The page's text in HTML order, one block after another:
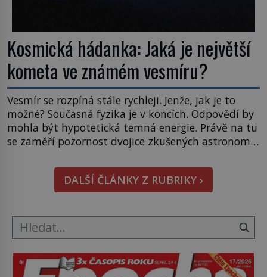
Kosmická hádanka: Jaká je největší
kometa ve známém vesmíru?
Vesmír se rozpíná stále rychleji. Jenže, jak je to
možné? Současná fyzika je v koncích. Odpovědí by
mohla být hypotetická temná energie. Právě na tu
se zaměří pozornost dvojice zkušených astronomů.
hmatatelnějšího. Naprosto rekordní kometu!
Astronomové Pedro Bernardinelli a Gary Bernstein
mravenčí prací zkoumají archivní snímky v rámci
DALŠÍ ČLÁNKY Z RUBRIKY ›